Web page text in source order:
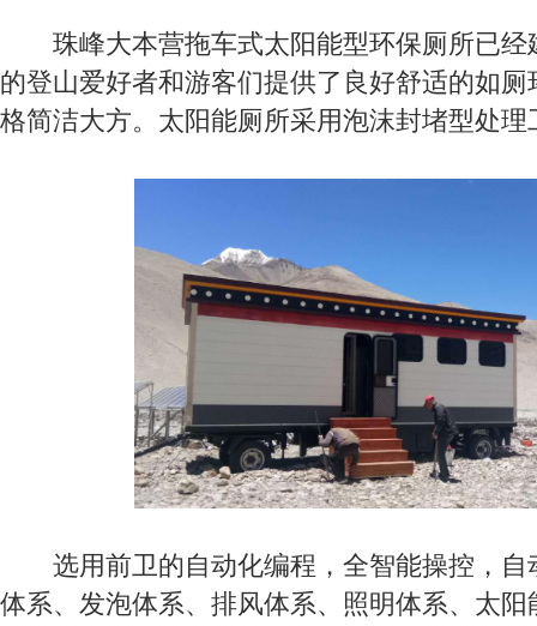
珠峰大本营拖车式太阳能型环保厕所已经
的登山爱好者和游客们提供了良好舒适的如
格简洁大方。太阳能厕所采用泡沫封堵型处理
选用前卫的自动化编程，全智能操控，自
体系、发泡体系、排风体系、照明体系、太